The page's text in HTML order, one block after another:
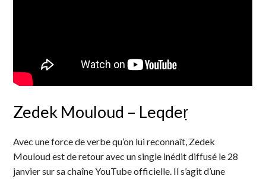
Zedek Mouloud – Leqdeṛ
Avec une force de verbe qu’on lui reconnaît, Zedek
Mouloud est de retour avec un single inédit diffusé le 28
janvier sur sa chaîne YouTube officielle. Il s’agit d’une